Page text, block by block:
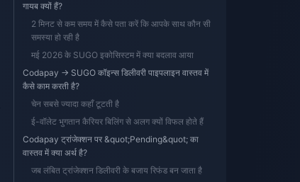
गायब क्यों हैं?
2 मिनट से कम समय में कैसे पता करें कि आपके साथ कौन सी
समस्या हो रही है
मई 2026 के SUGO इकोसिस्टम में क्या बदलाव आया
Codapay → SUGO कॉइन्स डिलीवरी पाइपलाइन वास्तव में
कैसे काम करती है?
चेन सबसे ज्यादा कहाँ टूटती है
ई-वॉलेट भुगतान कैरियर बिलिंग से अलग क्यों विफल होते हैं
Codapay ट्रांजेक्शन पर &quot;Pending&quot; का
वास्तव में क्या अर्थ है?
जब लंबित ट्रांजेक्शन डिलीवरी के बजाय रिफंड बन जाता है